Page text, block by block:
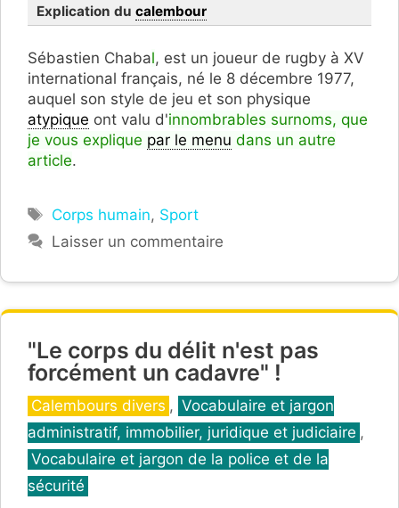
Explication du calembour
Sébastien Chabal, est un joueur de rugby à XV
international français, né le 8 décembre 1977,
auquel son style de jeu et son physique
atypique ont valu d'innombrables surnoms, que
je vous explique par le menu dans un autre
article.
Étiquettes
Corps humain, Sport
Laisser un commentaire
"Le corps du délit n'est pas
forcément un cadavre" !
Catégories
Calembours divers , Vocabulaire et jargon
administratif, immobilier, juridique et judiciaire ,
Vocabulaire et jargon de la police et de la
sécurité